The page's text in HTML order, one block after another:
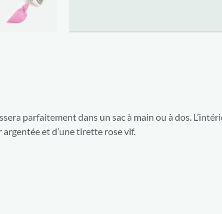
parfaitement dans un sac à main ou à dos.
et d’une tirette rose vif.